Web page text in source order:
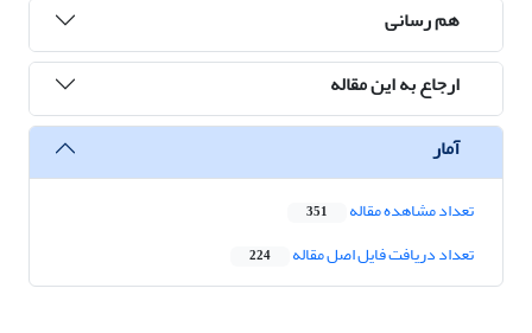
هم رسانی
ارجاع به این مقاله
آمار
تعداد مشاهده مقاله 351
تعداد دریافت فایل اصل مقاله 224